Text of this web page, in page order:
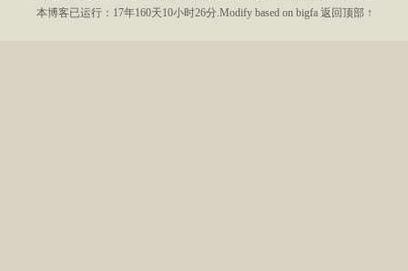
本博客已运行： 17年160天10小时26分.Modify based on bigfa 返回顶部 ↑